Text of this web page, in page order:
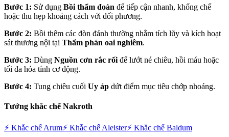
Bước 1: Sử dụng Bồi thẩm đoàn để tiếp cận nhanh, khống chế
hoặc thu hẹp khoảng cách với đối phương.
Bước 2: Bồi thêm các đòn đánh thường nhằm tích lũy và kích hoạt
sát thương nội tại Thẩm phán oai nghiêm.
Bước 3: Dùng Nguồn cơn rắc rối để lướt né chiêu, hồi máu hoặc
tối đa hóa tính cơ động.
Bước 4: Tung chiêu cuối Uy áp dứt điểm mục tiêu chớp nhoáng.
Tướng khắc chếNakroth
⚡ Khắc chế Arum⚡ Khắc chế Aleister⚡ Khắc chế Baldum